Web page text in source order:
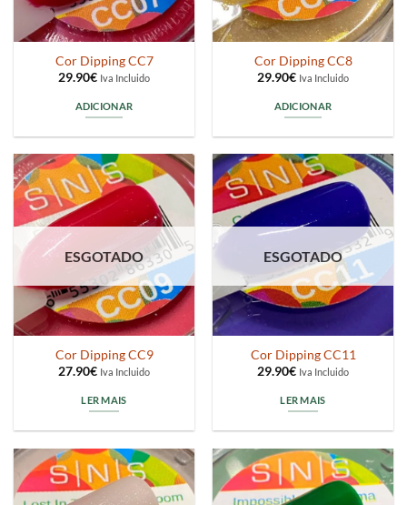
Cor Dipping CC7
29.90€ Iva Incluido
ADICIONAR
Cor Dipping CC8
29.90€ Iva Incluido
ADICIONAR
ESGOTADO
Cor Dipping CC9
27.90€ Iva Incluido
LER MAIS
ESGOTADO
Cor Dipping CC11
29.90€ Iva Incluido
LER MAIS